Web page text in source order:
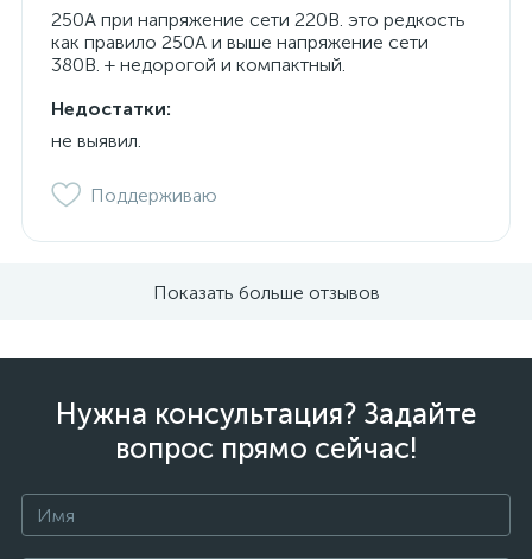
250А при напряжение сети 220В. это редкость
как правило 250А и выше напряжение сети
380В. + недорогой и компактный.
Недостатки:
не выявил.
Поддерживаю
Показать больше отзывов
Нужна консультация? Задайте
вопрос прямо сейчас!